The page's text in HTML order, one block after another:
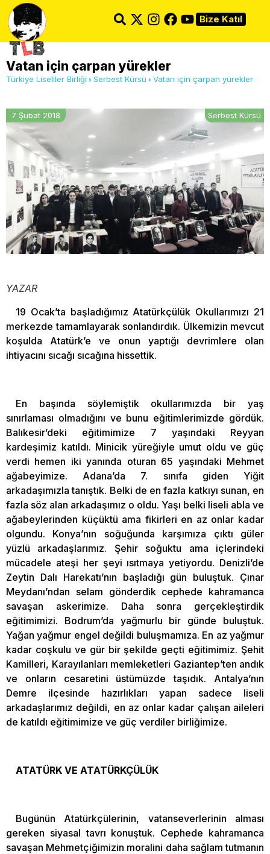
Bize Katıl
Vatan için çarpan yürekler
Türkiye Liseliler Birliği Serbest Kürsü Vatan için çarpan yürekler
7 Şubat 2018 Serbest Kürsü
YAZAR
19 Ocak’ta başladığımız Atatürkçülük Okullarımızı 21
merkezde tamamlayarak sonlandırdık. Ülkemizin mevcut
koşulda Atatürk’e ve onun yaptığı devrimlere olan
ihtiyacını sıcağı sıcağına hissettik.
En başında söylemiştik okullarımızda bir yaş
sınırlaması olmadığını ve bunu eğitimlerimizde gördük.
Balıkesir’deki eğitimimize 7 yaşındaki Reyyan
kardeşimiz katıldı. Minicik yüreğiyle umut oldu ve güç
verdi hemen iki yanında oturan 65 yaşındaki Mehmet
ağabeyimize. Adana’da 7. sınıfa giden Yiğit
arkadaşımızla tanıştık. Belki de en fazla katkıyı sunan, en
fazla söz alan arkadaşımız o oldu. Yaşı belki liseli abla ve
ağabeylerinden küçüktü ama fikirleri en az onlar kadar
olgundu. Konya’nın soğuğunda karşımıza çıktı güler
yüzlü arkadaşlarımız. Şehir soğuktu ama içlerindeki
mücadele ateşi her şeyi ısıtmaya yetiyordu. Denizli’de
Zeytin Dalı Harekatı’nın başladığı gün buluştuk. Çınar
Meydanı’ndan selam gönderdik cephede kahramanca
savaşan askerimize. Daha sonra gerçekleştirdik
eğitimimizi. Bodrum’da yağmurlu bir günde buluştuk.
Yağan yağmur engel değildi buluşmamıza. En az yağmur
kadar coşkulu ve gür bir şekilde geçti eğitimimiz. Şehit
Kamilleri, Karayılanları memleketleri Gaziantep’ten andık
ve onların cesaretini üstümüzde taşıdık. Antalya’nın
Demre ilçesinde hazırlıkları yapan sadece liseli
arkadaşlarımız değildi, en az onlar kadar çalışan aileleri
de katıldı eğitimimize ve güç verdiler birliğimize.
ATATÜRK VE ATATÜRKÇÜLÜK
Bugünün Atatürkçülerinin, vatanseverlerinin alması
gereken siyasal tavrı konuştuk. Cephede kahramanca
savaşan Mehmetçiğimizin moralini daha sağlam tutmanın